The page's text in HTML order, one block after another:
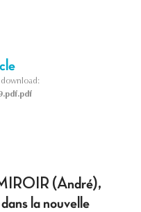
download:
(André),
la nouvelle